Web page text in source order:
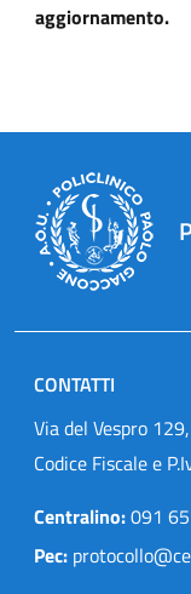
aggiornamento.
CONTATTI
Via del Vespro
Codice Fiscale e
Centralino:091
Pec: